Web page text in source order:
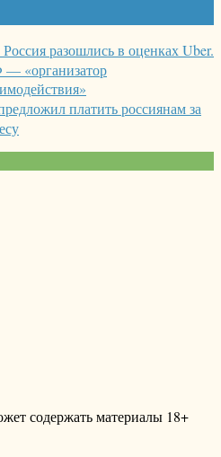
разошлись в оценках Uber.
«организатор
платить россиянам за
содержать материалы 18+